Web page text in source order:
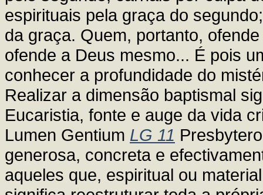
espirituais pela graça do
da graça. Quem, portanto,
ofende a Deus mesmo... É pois
conhecer a profundidade do
Realizar a dimensão baptismal
Eucaristia, fonte e auge da vida
Lumen Gentium LG 11
generosa, concreta e
aqueles que, espiritual ou